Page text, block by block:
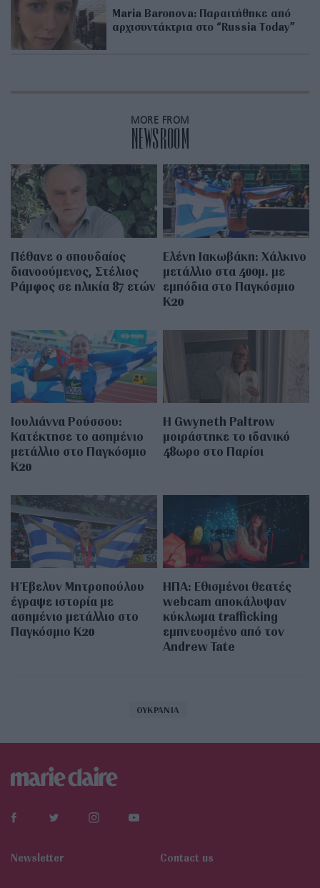
Maria Baronova: Παραιτήθηκε από
αρχισυντάκτρια στο “Russia Today”
MORE FROM
NEWSROOM
Πέθανε ο σπουδαίος
διανοούμενος, Στέλιος
Ράμφος σε ηλικία 87 ετών
Ελένη Ιακωβάκη: Χάλκινο
μετάλλιο στα 400μ. με
εμπόδια στο Παγκόσμιο
Κ20
Ιουλιάννα Ρούσσου:
Κατέκτησε το ασημένιο
μετάλλιο στο Παγκόσμιο
Κ20
Η Gwyneth Paltrow
μοιράστηκε το ιδανικό
48ωρο στο Παρίσι
Η Έβελυν Μητροπούλου
έγραψε ιστορία με
ασημένιο μετάλλιο στο
Παγκόσμιο Κ20
ΗΠΑ: Εθισμένοι θεατές
webcam αποκάλυψαν
κύκλωμα trafficking
εμπνευσμένο από τον
Andrew Tate
ΟΥΚΡΑΝΙΑ
Newsletter Contact us